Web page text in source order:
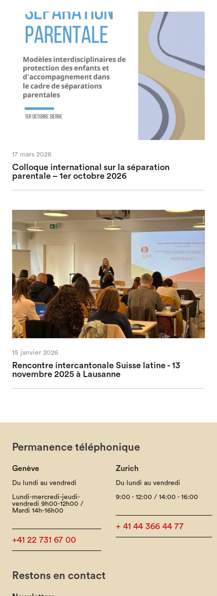
17 mars 2026
Colloque international sur la séparation
parentale – 1er octobre 2026
15 janvier 2026
Rencontre intercantonale Suisse latine - 13
novembre 2025 à Lausanne
Permanence téléphonique
Genève
Du lundi au vendredi
Lundi-mercredi-jeudi-
vendredi 9h00-12h00 /
Mardi 14h-16h00
+41 22 731 67 00
Zurich
Du lundi au vendredi
9:00 - 12:00 / 14:00 - 16:00
+ 41 44 366 44 77
Restons en contact